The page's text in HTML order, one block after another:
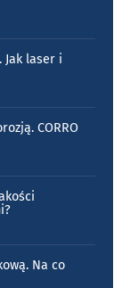
laser i
CORRO
Na co